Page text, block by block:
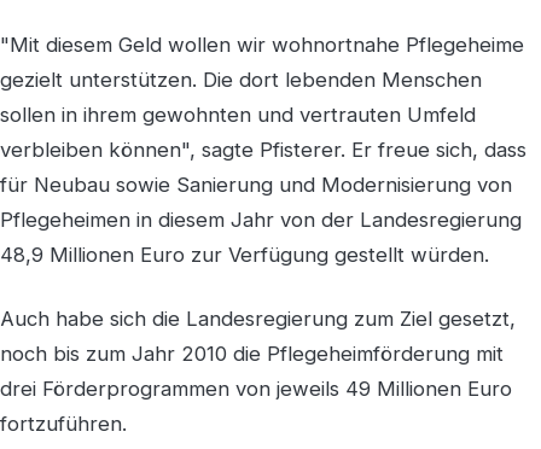
"Mit diesem Geld wollen wir wohnortnahe Pflegeheime
gezielt unterstützen. Die dort lebenden Menschen
sollen in ihrem gewohnten und vertrauten Umfeld
verbleiben können", sagte Pfisterer. Er freue sich, dass
für Neubau sowie Sanierung und Modernisierung von
Pflegeheimen in diesem Jahr von der Landesregierung
48,9 Millionen Euro zur Verfügung gestellt würden.
Auch habe sich die Landesregierung zum Ziel gesetzt,
noch bis zum Jahr 2010 die Pflegeheimförderung mit
drei Förderprogrammen von jeweils 49 Millionen Euro
fortzuführen.